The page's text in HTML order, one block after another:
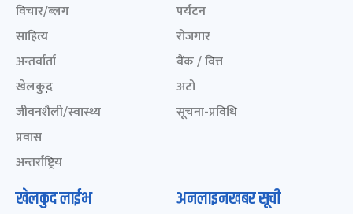
विचार/ब्लग
साहित्य
अन्तर्वार्ता
खेलकुद़़
जीवनशैली/स्वास्थ्य
प्रवास
अन्तर्राष्ट्रिय
पर्यटन
रोजगार
बैंक / वित्त
अटो
सूचना-प्रविधि
खेलकुद लाईभ अनलाइनखबर सूची